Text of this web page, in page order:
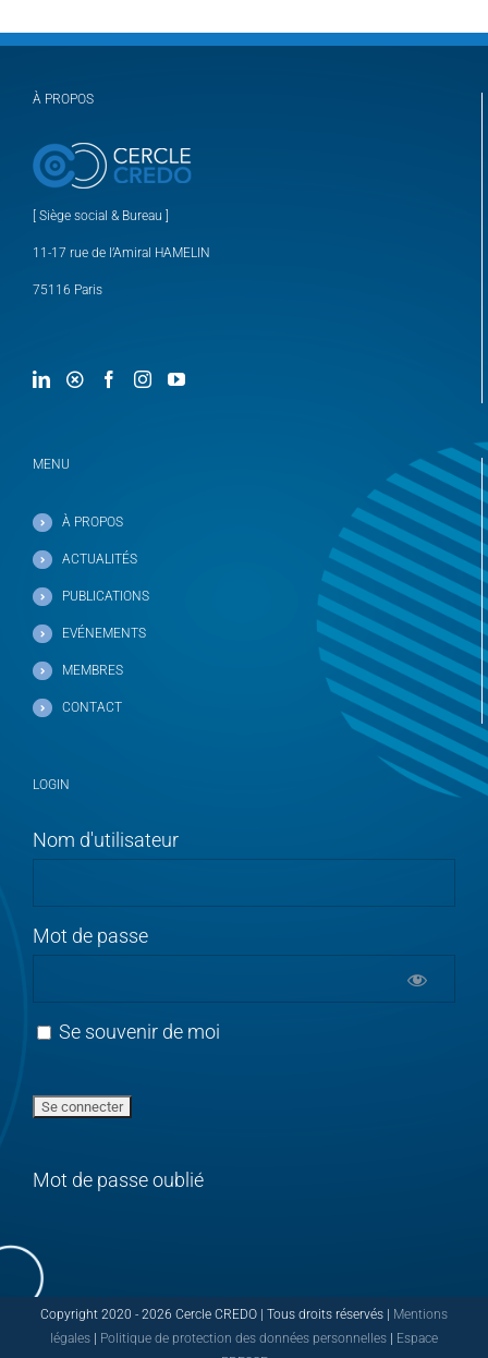
À PROPOS
[ Siège social & Bureau ]
11-17 rue de l’Amiral HAMELIN
75116 Paris
MENU
À PROPOS
ACTUALITÉS
PUBLICATIONS
EVÉNEMENTS
MEMBRES
CONTACT
LOGIN
Nom d'utilisateur
Mot de passe
Se souvenir de moi
Mot de passe oublié
Copyright 2020 - 2026 Cercle CREDO | Tous droits réservés | Mentions
légales | Politique de protection des données personnelles | Espace